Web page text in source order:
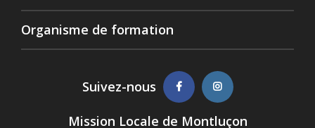
Organisme de formation
Suivez-nous
Mission Locale de Montluçon